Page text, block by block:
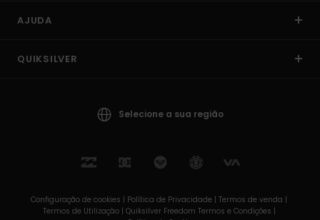
AJUDA
QUIKSILVER
Selecione a sua região
Configuração de cookies | Política de Privacidade | Termos de venda |
Termos de Utilizaçâo | Quiksilver Freedom Termos e Condições |